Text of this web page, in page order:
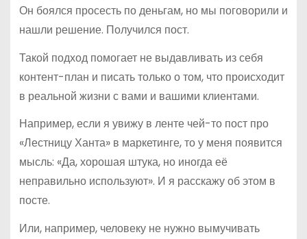
Он боялся просесть по деньгам, но мы поговорили и
нашли решение. Получился пост.
Такой подход помогает не выдавливать из себя
контент-план и писать только о том, что происходит
в реальной жизни с вами и вашими клиентами.
Например, если я увижу в ленте чей-то пост про
«Лестницу Ханта» в маркетинге, то у меня появится
мысль: «Да, хорошая штука, но иногда её
неправильно используют». И я расскажу об этом в
посте.
Или, например, человеку не нужно вымучивать